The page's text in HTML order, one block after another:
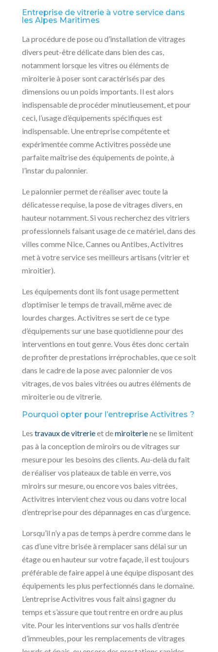
Entreprise de vitrerie à votre service dans
les Alpes Maritimes
La procédure de pose ou d’installation de vitrages
divers peut-être délicate dans bien des cas,
notamment lorsque les vitres ou éléments de
miroiterie à poser sont caractérisés par des
dimensions ou un poids importants. Il est alors
indispensable de procéder minutieusement, et pour
ceci, l’usage d’équipements spécifiques est
indispensable. Une entreprise compétente et
expérimentée comme Activitres possède une
parfaite maîtrise des équipements de pointe, à
l’instar du palonnier.
Le palonnier permet de réaliser avec toute la
délicatesse requise, la pose de vitrages divers, en
hauteur notamment. Si vous recherchez des vitriers
professionnels faisant usage de ce matériel, dans des
villes comme Nice, Cannes ou Antibes, Activitres
met à votre service ses meilleurs artisans (vitrier et
miroitier).
Les équipements dont ils font usage permettent
d’optimiser le temps de travail, même avec de
lourdes charges. Activitres se sert de ce type
d’équipements sur une base quotidienne pour des
interventions en tout genre. Vous êtes donc certain
de profiter de prestations irréprochables, que ce soit
dans le cadre de la pose avec palonnier de vos
vitrages, de vos baies vitrées ou autres éléments de
miroiterie ou de vitrerie.
Pourquoi opter pour l’entreprise Activitres ?
Les travaux de vitrerieet demiroiteriene se limitent
pas à la conception de miroirs ou de vitrages sur
mesure pour les besoins des clients. Au-delà du fait
de réaliser vos plateaux de table en verre, vos
miroirs sur mesure, ou encore vos baies vitrées,
Activitres intervient chez vous ou dans votre local
d’entreprise pour des dépannages en cas d’urgence.
Lorsqu’il n’y a pas de temps à perdre comme dans le
cas d’une vitre brisée à remplacer sans délai sur un
étage ou en hauteur sur votre façade, il est toujours
préférable de faire appel à une équipe disposant des
équipements les plus perfectionnés dans le domaine.
L’entreprise Activitres vous fait ainsi gagner du
temps et s’assure que tout rentre en ordre au plus
vite. Pour les interventions sur vos halls d’entrée
d’immeubles, pour les remplacements de vitrages